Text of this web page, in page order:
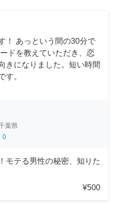
！ あっという間の30分で
ドを教えていただき、恋
きになりました。短い時間
す。
葉県
0
モテる男性の秘密、知りた
¥500